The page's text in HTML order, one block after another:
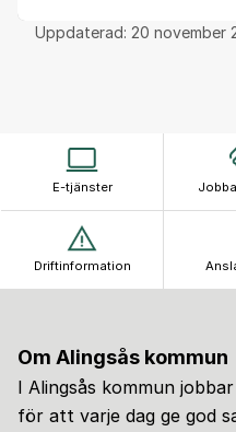
Uppdaterad: 20 november
E-tjänster
Driftinformation
Om Alingsås kommun
I Alingsås kommun
för att varje dag ge god